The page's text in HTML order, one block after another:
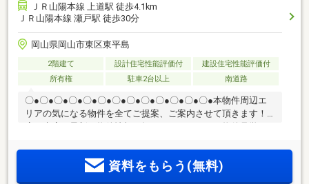
ＪＲ山陽本線 上道駅 徒歩4.1km
ＪＲ山陽本線 瀬戸駅 徒歩30分
岡山県岡山市東区東平島
2階建て 設計住宅性能評価付
建設住宅性能評価付
所有権
駐車2台以上 南道路
〇●〇●〇●〇●〇●〇●〇●〇●〇●〇●〇●〇●〇●本物件周辺エ
リアの気になる物件を全てご提案、ご案内させて頂きます！
からご予約下さい】〇●〇●〇●〇●〇●〇●〇●〇●〇●〇●〇●〇
●〇●●長期優良住宅認定・ZEH水準●耐震性・耐久性・断熱
資料をもらう(無料)